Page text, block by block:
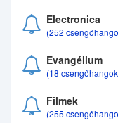
Electronica
(252
Evangélium
(18
Filmek
(255